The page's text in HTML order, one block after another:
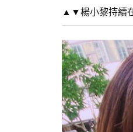
▲▼楊小黎持續